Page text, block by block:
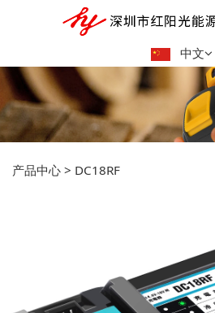
中文
产品中心 > DC18RF